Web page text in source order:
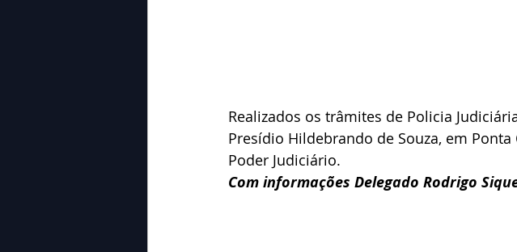
Realizados os trâmites de Policia
Presídio Hildebrando de Souza, em
Poder Judiciário.
Com informações Delegado Rodrigo